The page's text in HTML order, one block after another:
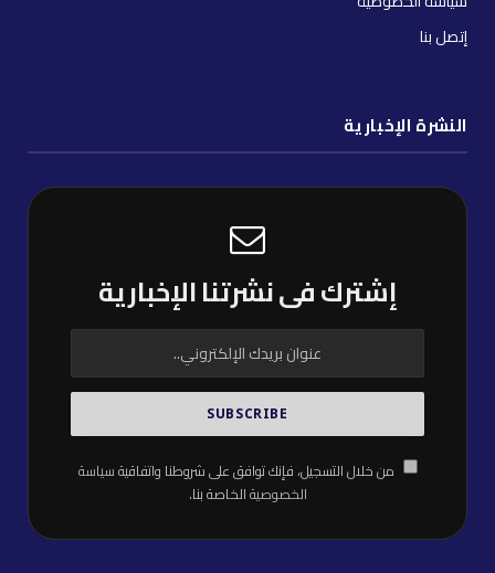
إتصل بنا
النشرة الإخبارية
إشترك فى نشرتنا الإخبارية
من خلال التسجيل، فإنك توافق على شروطنا واتفاقيةسياسة
الخصوصيةالخاصة بنا.